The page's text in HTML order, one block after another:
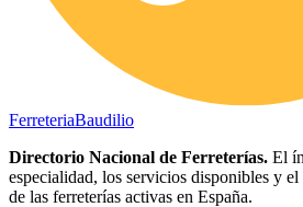
FerreteriaBaudilio
Directorio Nacional de Ferreterías. El
especialidad, los servicios disponibles y
de las ferreterías activas en España.